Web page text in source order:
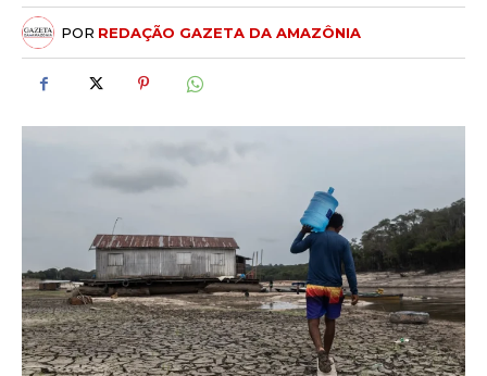
POR REDAÇÃO GAZETA DA AMAZÔNIA